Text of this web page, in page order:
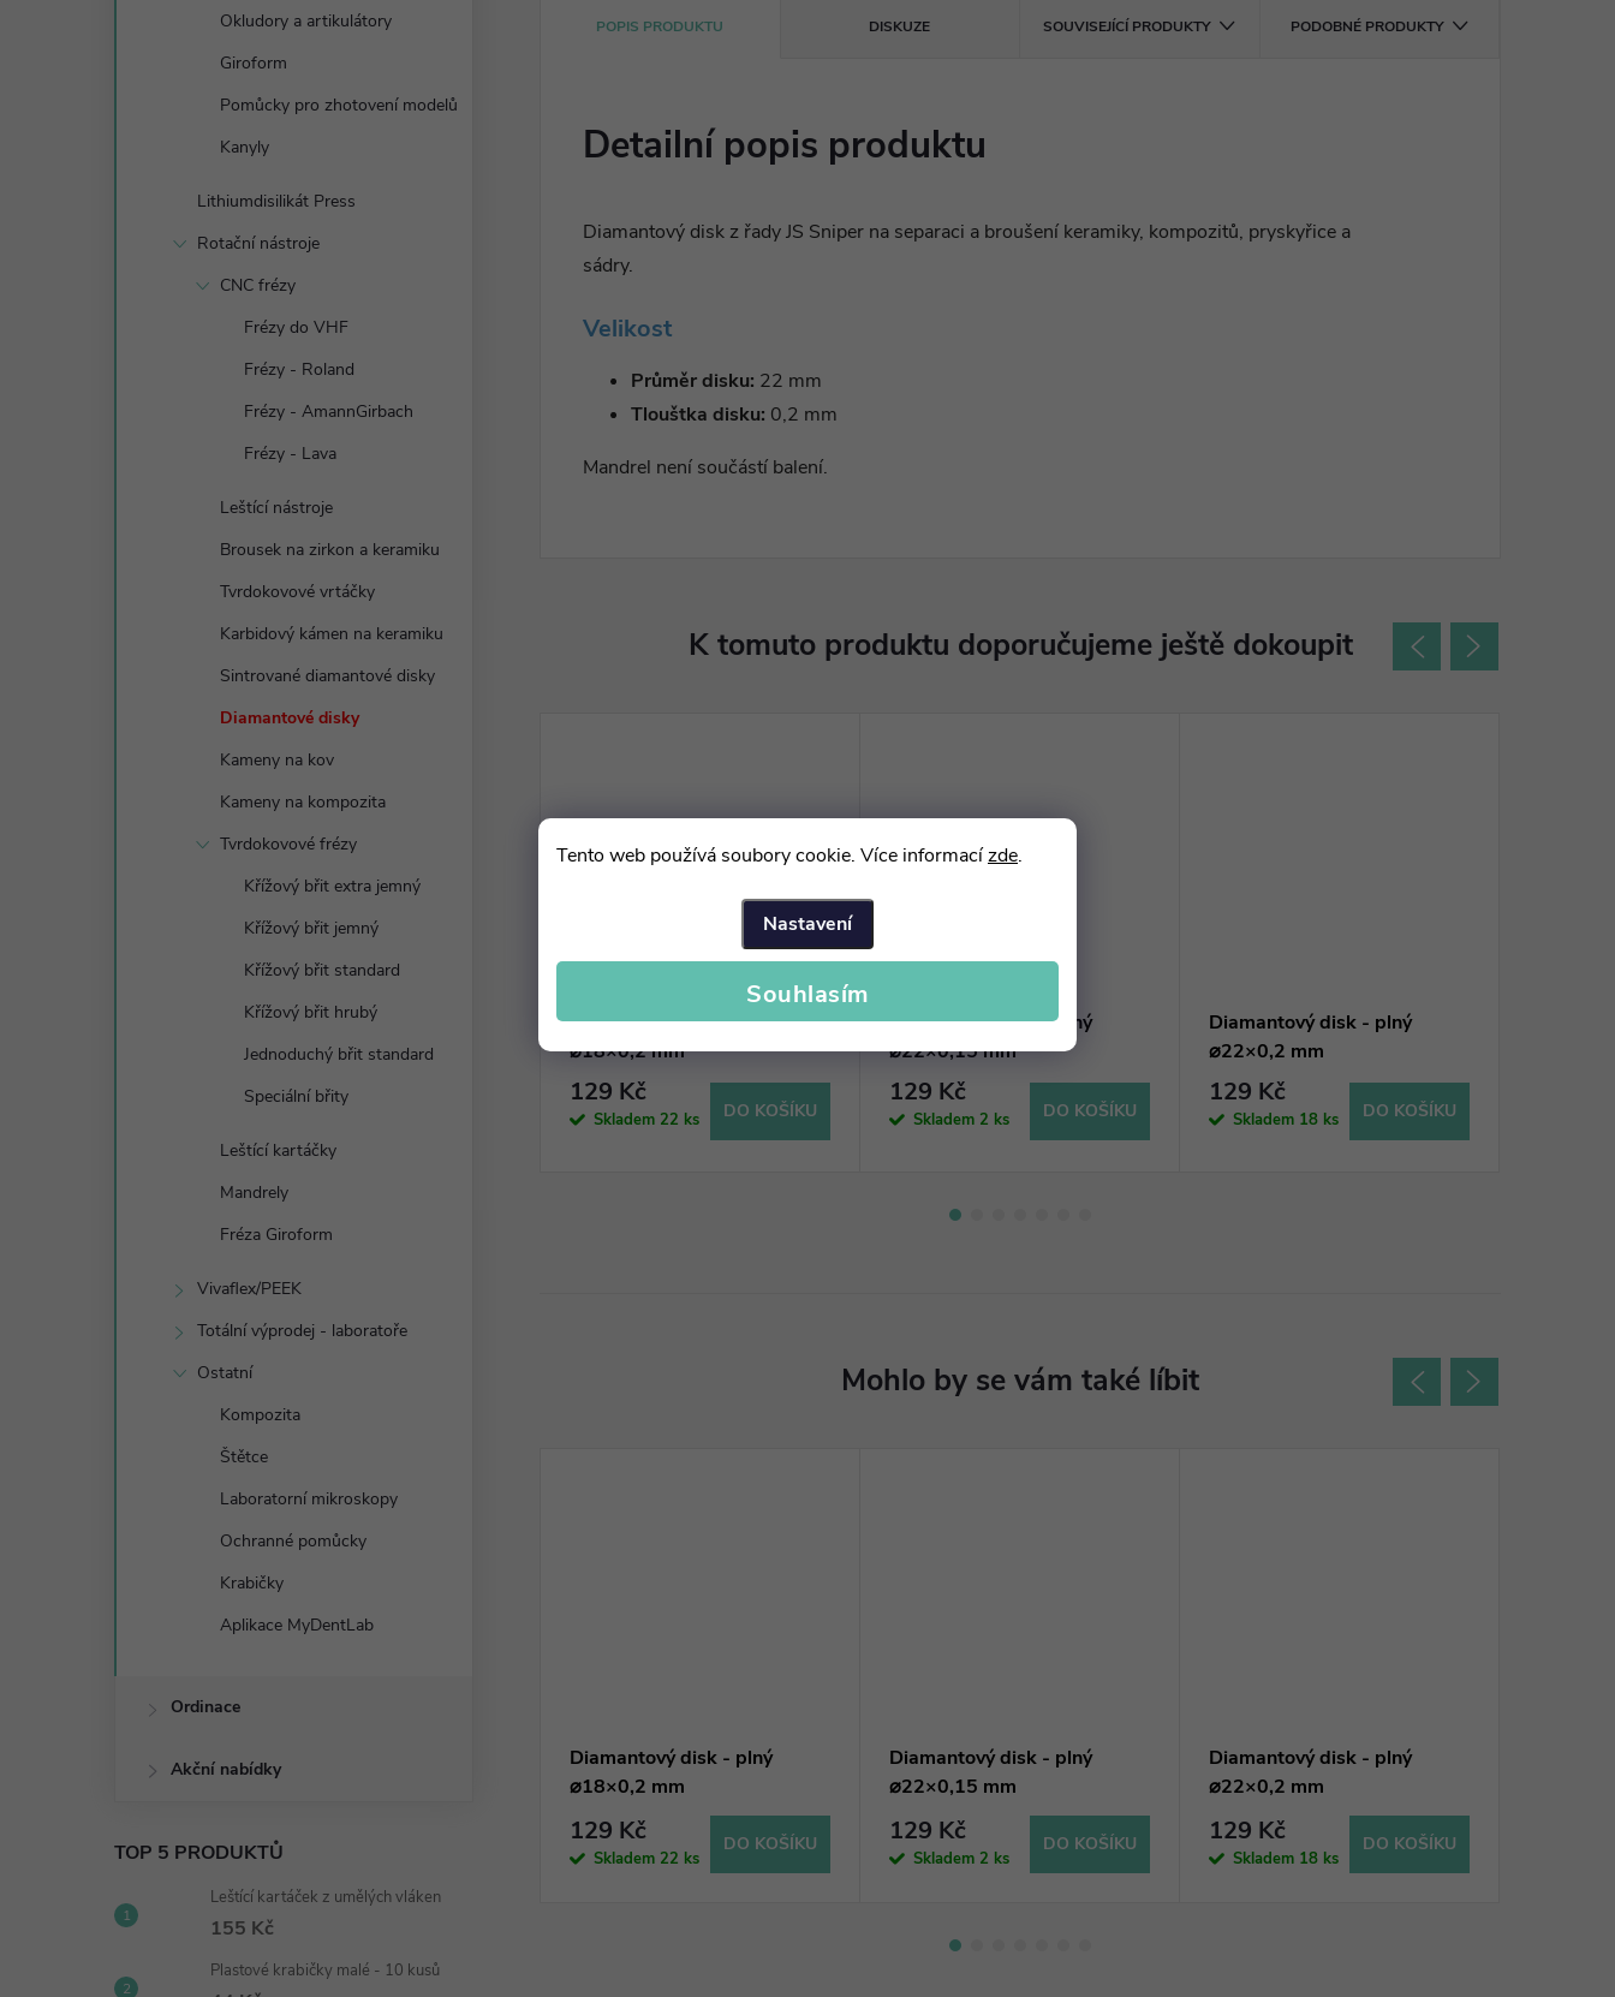
Tento web používá soubory cookie. Více informacízde.
Nastavení
Souhlasím
Okludory a artikulátory
Giroform
Pomůcky pro zhotovení modelů
Kanyly
Lithiumdisilikát Press
Rotační nástroje
CNC frézy
Frézy do VHF
Frézy - Roland
Frézy - AmannGirbach
Frézy - Lava
Leštící nástroje
Brousek na zirkon a keramiku
Tvrdokovové vrtáčky
Karbidový kámen na keramiku
Sintrované diamantové disky
Diamantové disky
Kameny na kov
Kameny na kompozita
Tvrdokovové frézy
Křížový břit extra jemný
Křížový břit jemný
Křížový břit standard
Křížový břit hrubý
Jednoduchý břit standard
Speciální břity
Leštící kartáčky
Mandrely
Fréza Giroform
Vivaflex/PEEK
Totální výprodej - laboratoře
Ostatní
Kompozita
Štětce
Laboratorní mikroskopy
Ochranné pomůcky
Krabičky
Aplikace MyDentLab
Ordinace
Akční nabídky
TOP 5 PRODUKTŮ
Leštící kartáček z umělých vláken
155 Kč
Plastové krabičky malé - 10 kusů
POPIS PRODUKTU DISKUZE SOUVISEJÍCÍ PRODUKTY PODOBNÉ PRODUKTY
Detailní popis produktu
Diamantový disk z řady JS Sniper na separaci a broušení keramiky, kompozitů, pryskyřice a
sádry.
Velikost
Průměr disku: 22 mm
Tlouštka disku: 0,2 mm
Mandrel není součástí balení.
K tomuto produktu doporučujeme ještě dokoupit
Diamantový disk na sádru -
⌀45 mm
260 Kč
Diamantový disk - plný
⌀18×0,2 mm
129 Kč
Skladem 22 ks DO KOŠÍKU
Diamantový disk - plný
⌀22×0,15 mm
129 Kč
Skladem 2 ks DO KOŠÍKU
Diamantový disk - plný
⌀22×0,2 mm
129 Kč
Skladem 18 ks DO KOŠÍKU
disk na modely -
DO KOŠÍKU
Diamantový disk na sádru -
⌀45 mm
Skladem
Diamantový disk - plný
⌀18×0,2 mm
129 Kč
Skladem 22 ks
DO KOŠÍKU
Diamantový disk - plný
⌀22×0,15 mm
129 Kč
Skladem 2 ks
DO KOŠÍKU
Diamantový disk - plný
⌀22×0,2 mm
129 Kč
Skladem 18 ks
DO KOŠÍKU